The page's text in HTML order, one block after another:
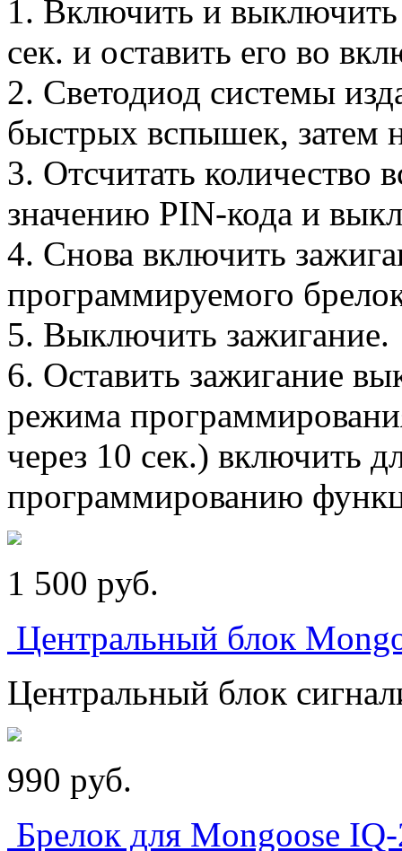
1. Включить и выключить
сек. и оставить его во
2. Светодиод системы
быстрых вспышек, затем
3. Отсчитать количество
значению PIN-кода и
4. Снова включить
программируемого
5. Выключить зажигание.
6. Оставить зажигание
режима
через 10 сек.) включить
программированию
1 500 pуб.
Центральный блок
Центральный блок
990 pуб.
Брелок для Mongoose